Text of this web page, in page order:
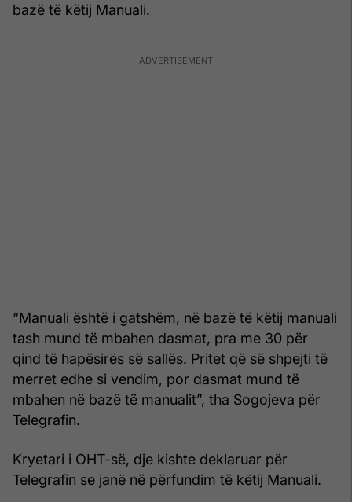
bazë të këtij Manuali.
“Manuali është i gatshëm, në bazë të këtij manuali
tash mund të mbahen dasmat, pra me 30 për
qind të hapësirës së sallës. Pritet që së shpejti të
merret edhe si vendim, por dasmat mund të
mbahen në bazë të manualit”, tha Sogojeva për
Telegrafin.
Kryetari i OHT-së, dje kishte deklaruar për
Telegrafin se janë në përfundim të këtij Manuali.